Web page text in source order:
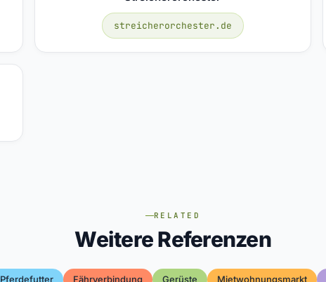
streicherorchester.de
RELATED
Weitere Referenzen
Pferdefutter Fährverbindung Gerüste Mietwohnungsmarkt